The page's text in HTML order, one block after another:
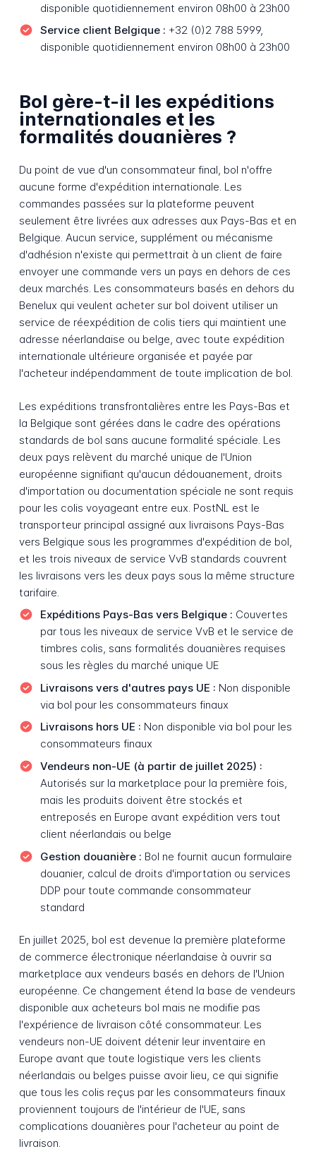
disponible quotidiennement environ 08h00 à 23h00
Service client Belgique : +32 (0)2 788 5999,
disponible quotidiennement environ 08h00 à 23h00
Bol gère-t-il les expéditions
internationales et les
formalités douanières ?
Du point de vue d'un consommateur final, bol n'offre
aucune forme d'expédition internationale. Les
commandes passées sur la plateforme peuvent
seulement être livrées aux adresses aux Pays-Bas et en
Belgique. Aucun service, supplément ou mécanisme
d'adhésion n'existe qui permettrait à un client de faire
envoyer une commande vers un pays en dehors de ces
deux marchés. Les consommateurs basés en dehors du
Benelux qui veulent acheter sur bol doivent utiliser un
service de réexpédition de colis tiers qui maintient une
adresse néerlandaise ou belge, avec toute expédition
internationale ultérieure organisée et payée par
l'acheteur indépendamment de toute implication de bol.
Les expéditions transfrontalières entre les Pays-Bas et
la Belgique sont gérées dans le cadre des opérations
standards de bol sans aucune formalité spéciale. Les
deux pays relèvent du marché unique de l'Union
européenne signifiant qu'aucun dédouanement, droits
d'importation ou documentation spéciale ne sont requis
pour les colis voyageant entre eux. PostNL est le
transporteur principal assigné aux livraisons Pays-Bas
vers Belgique sous les programmes d'expédition de bol,
et les trois niveaux de service VvB standards couvrent
les livraisons vers les deux pays sous la même structure
tarifaire.
Expéditions Pays-Bas vers Belgique : Couvertes
par tous les niveaux de service VvB et le service de
timbres colis, sans formalités douanières requises
sous les règles du marché unique UE
Livraisons vers d'autres pays UE : Non disponible
via bol pour les consommateurs finaux
Livraisons hors UE : Non disponible via bol pour les
consommateurs finaux
Vendeurs non-UE (à partir de juillet 2025) :
Autorisés sur la marketplace pour la première fois,
mais les produits doivent être stockés et
entreposés en Europe avant expédition vers tout
client néerlandais ou belge
Gestion douanière : Bol ne fournit aucun formulaire
douanier, calcul de droits d'importation ou services
DDP pour toute commande consommateur
standard
En juillet 2025, bol est devenue la première plateforme
de commerce électronique néerlandaise à ouvrir sa
marketplace aux vendeurs basés en dehors de l'Union
européenne. Ce changement étend la base de vendeurs
disponible aux acheteurs bol mais ne modifie pas
l'expérience de livraison côté consommateur. Les
vendeurs non-UE doivent détenir leur inventaire en
Europe avant que toute logistique vers les clients
néerlandais ou belges puisse avoir lieu, ce qui signifie
que tous les colis reçus par les consommateurs finaux
proviennent toujours de l'intérieur de l'UE, sans
complications douanières pour l'acheteur au point de
livraison.